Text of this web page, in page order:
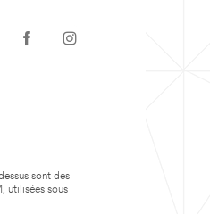
sont des
utilisées sous